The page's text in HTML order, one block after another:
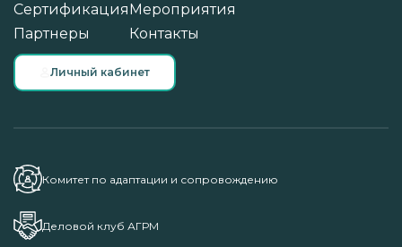
Сертификация
Партнеры
Мероприятия
Контакты
Личный кабинет
Комитет по адаптации и сопровождению
Деловой клуб АГРМ